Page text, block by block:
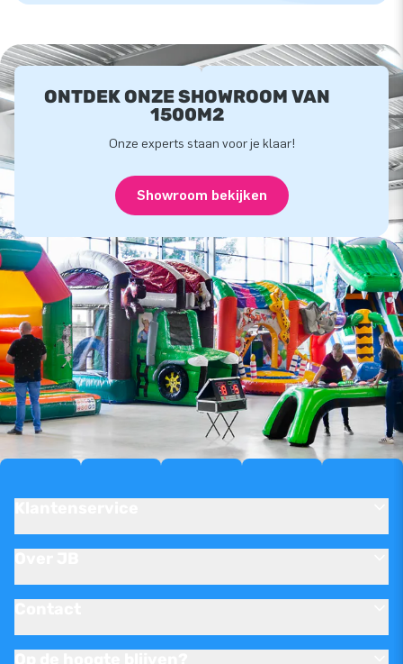
ONTDEK ONZE SHOWROOM VAN
1500M2
Onze experts staan voor je klaar!
Showroom bekijken